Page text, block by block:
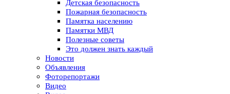
Детская безопасность
Пожарная безопасность
Памятка населению
Памятки МВД
Полезные советы
Это должен знать каждый
Новости
Объявления
Фоторепортажи
Видео